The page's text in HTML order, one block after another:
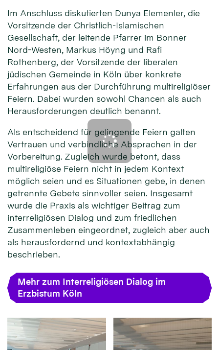
Im Anschluss diskutierten Dunya Elemenler, die
Vorsitzende der Christlich-Islamischen
Gesellschaft, der leitende Pfarrer im Bonner
Nord-Westen, Markus Höyng und Rafi
Rothenberg, der Vorsitzende der liberalen
jüdischen Gemeinde in Köln über konkrete
Erfahrungen aus der Durchführung multireligiöser
Feiern. Dabei wurden sowohl Chancen als auch
Herausforderungen deutlich benannt.
Als entscheidend für gelingende Feiern galten
Vertrauen und verbindliche Absprachen in der
Vorbereitung. Zugleich wurde betont, dass
multireligiöse Feiern nicht in jedem Kontext
möglich seien und es Situationen gebe, in denen
getrennte Gebete sinnvoller seien. Insgesamt
wurde die Praxis als wichtiger Beitrag zum
interreligiösen Dialog und zum friedlichen
Zusammenleben eingeordnet, zugleich aber auch
als herausfordernd und kontextabhängig
beschrieben.
Mehr zum Interreligiösen Dialog im
Erzbistum Köln